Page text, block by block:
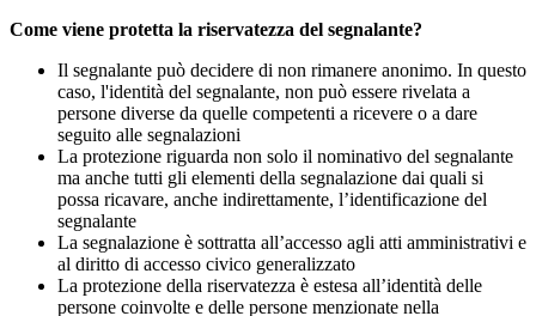
Come viene protetta la riservatezza del segnalante?
Il segnalante può decidere di non rimanere anonimo. In questo
caso, l'identità del segnalante, non può essere rivelata a
persone diverse da quelle competenti a ricevere o a dare
seguito alle segnalazioni
La protezione riguarda non solo il nominativo del segnalante
ma anche tutti gli elementi della segnalazione dai quali si
possa ricavare, anche indirettamente, l’identificazione del
segnalante
La segnalazione è sottratta all’accesso agli atti amministrativi e
al diritto di accesso civico generalizzato
La protezione della riservatezza è estesa all’identità delle
persone coinvolte e delle persone menzionate nella